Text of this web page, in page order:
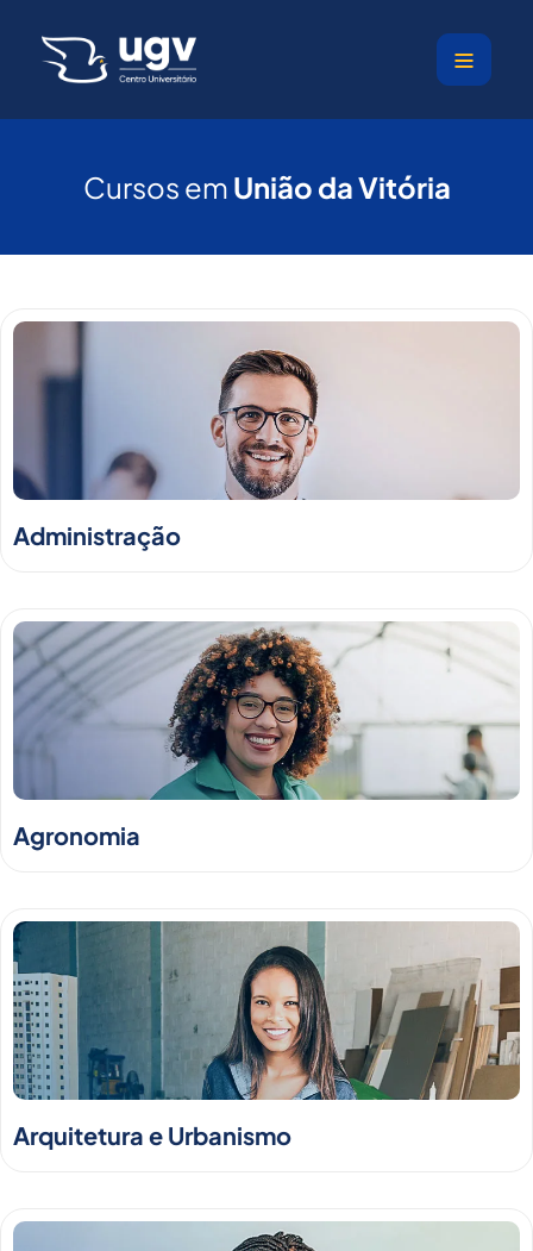
Cursos em União da Vitória
Administração
Agronomia
Arquitetura e Urbanismo